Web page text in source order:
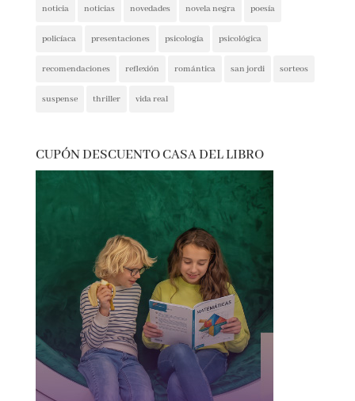
noticia noticias novedades novela negra poesía
policíaca presentaciones psicología psicológica
recomendaciones reflexión romántica san jordi sorteos
suspense thriller vida real
CUPÓN DESCUENTO CASA DEL LIBRO